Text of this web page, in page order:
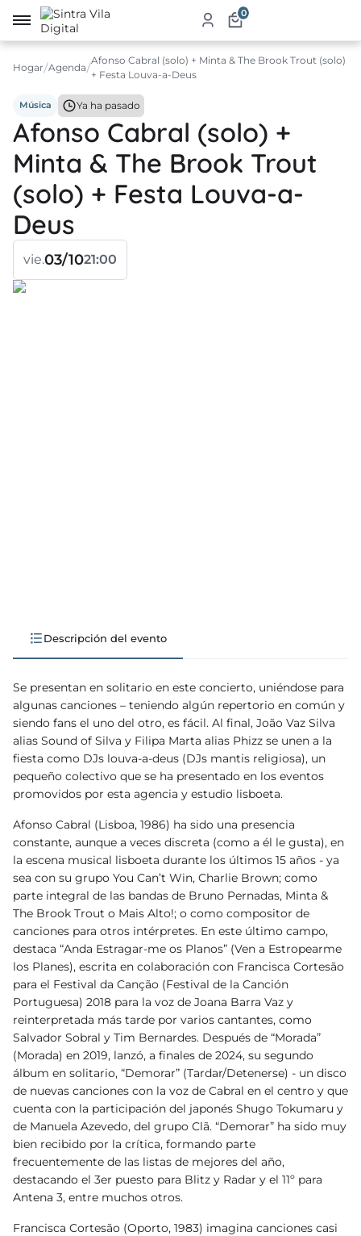
0
Hogar Agenda
Afonso Cabral (solo) + Minta & The Brook Trout (solo)
+ Festa Louva-a-Deus
Música Ya ha pasado
Afonso Cabral (solo) +
Minta & The Brook Trout
(solo) + Festa Louva-a-
Deus
vie.03/1021:00
Descripción del evento
Se presentan en solitario en este concierto, uniéndose para
algunas canciones – teniendo algún repertorio en común y
siendo fans el uno del otro, es fácil. Al final, João Vaz Silva
alias Sound of Silva y Filipa Marta alias Phizz se unen a la
fiesta como DJs louva-a-deus (DJs mantis religiosa), un
pequeño colectivo que se ha presentado en los eventos
promovidos por esta agencia y estudio lisboeta.
Afonso Cabral (Lisboa, 1986) ha sido una presencia
constante, aunque a veces discreta (como a él le gusta), en
la escena musical lisboeta durante los últimos 15 años - ya
sea con su grupo You Can’t Win, Charlie Brown; como
parte integral de las bandas de Bruno Pernadas, Minta &
The Brook Trout o Mais Alto!; o como compositor de
canciones para otros intérpretes. En este último campo,
destaca “Anda Estragar-me os Planos” (Ven a Estropearme
los Planes), escrita en colaboración con Francisca Cortesão
para el Festival da Canção (Festival de la Canción
Portuguesa) 2018 para la voz de Joana Barra Vaz y
reinterpretada más tarde por varios cantantes, como
Salvador Sobral y Tim Bernardes. Después de “Morada”
(Morada) en 2019, lanzó, a finales de 2024, su segundo
álbum en solitario, “Demorar” (Tardar/Detenerse) - un disco
de nuevas canciones con la voz de Cabral en el centro y que
cuenta con la participación del japonés Shugo Tokumaru y
de Manuela Azevedo, del grupo Clã. “Demorar” ha sido muy
bien recibido por la crítica, formando parte
frecuentemente de las listas de mejores del año,
destacando el 3er puesto para Blitz y Radar y el 11º para
Antena 3, entre muchos otros.
Francisca Cortesão (Oporto, 1983) imagina canciones casi